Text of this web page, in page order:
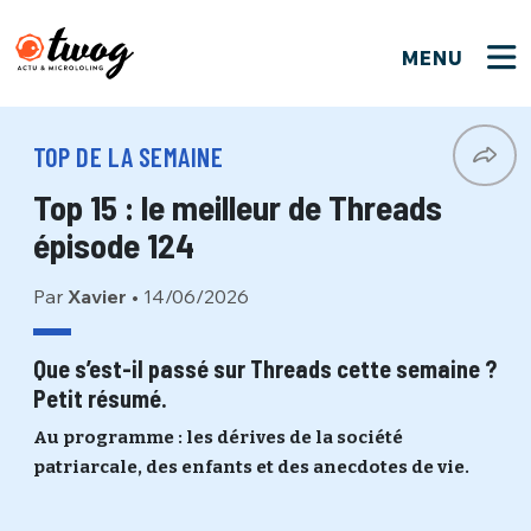
MENU
TOP DE LA SEMAINE
Top 15 : le meilleur de Threads
épisode 124
Par Xavier • 14/06/2026
Que s’est-il passé sur Threads cette semaine ?
Petit résumé.
Au programme : les dérives de la société
patriarcale, des enfants et des anecdotes de vie.
PSEUDO *
EMAIL*
PASSWORD
Connexion
PSEUDO
FERMER
VOTRE PARTICIPATION
Que souhaitez-vous proposer ?
Quelques tweets
C'EST PARTI
Ma propre sélection
M'INSCRIRE